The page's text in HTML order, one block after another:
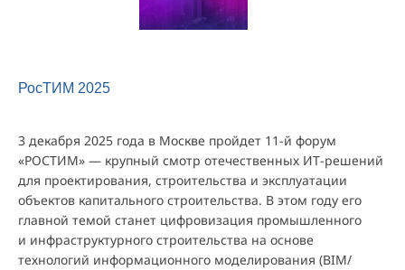
РосТИМ 2025
3 декабря 2025 года в Москве пройдет 11-й форум
«РОСТИМ» — крупный смотр отечественных ИТ-решений
для проектирования, строительства и эксплуатации
объектов капитального строительства. В этом году его
главной темой станет цифровизация промышленного
и инфраструктурного строительства на основе
технологий информационного моделирования (BIM/